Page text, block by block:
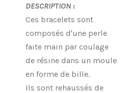
DESCRIPTION :
Ces bracelets sont
composés d'une perle
faite main par coulage
de résine dans un moule
en forme de bille.
Ils sont rehaussés de